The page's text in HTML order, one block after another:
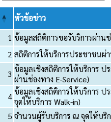
หัวข้อข่าว
1 ข้อมูลสถิติการขอรับริการผ่าน
2 สถิติการให้บริการประชาชนผ่
3 ข้อมูลเชิงสถิติการให้บริการ
ผ่านช่องทาง E-Service)
4ข้อมูลเชิงสถิติการให้บริการ
จุดให้บริการ Walk-in)
5 จำนวนผู้รับบริการ ณ จุดให้บริก